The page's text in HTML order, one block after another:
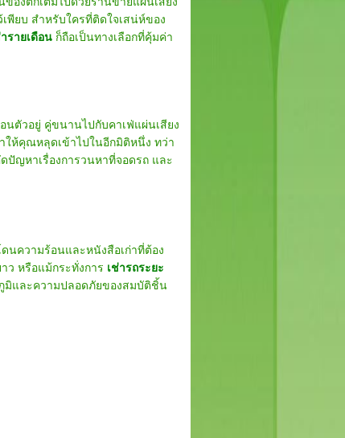
พียบ สำหรับใครที่ติดใจเสน่ห์ของ
รายเดือน ก็ถือเป็นทางเลือกที่คุ้มค่า
ตัวอยู่ คู่ขนานไปกับคาเฟ่แผ่นเสียง
ให้คุณหลุดเข้าไปในอีกมิติหนึ่ง ทว่า
ดปัญหาเรื่องการวนหาที่จอดรถ และ
นความร้อนและหนังสือเก่าที่ต้อง
ว หรือแม้กระทั่งการ เช่ารถระยะ
มิและความปลอดภัยของสมบัติชิ้น